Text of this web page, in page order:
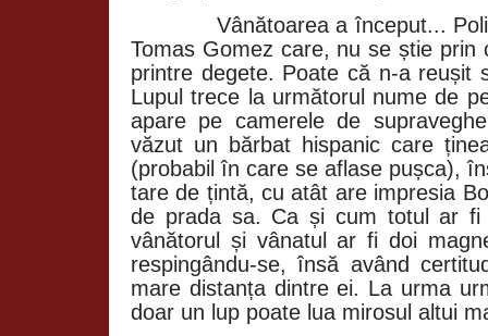
Vânătoarea a început...
Tomas Gomez care, nu se știe prin
printre degete. Poate că n-a reușit
Lupul trece la următorul nume de
apare pe camerele de
văzut un bărbat hispanic care
(probabil în care se aflase pușca),
tare de țintă, cu atât are impresia
de prada sa. Ca și cum totul ar fi
vânătorul și vânatul ar fi doi
respingându-se, însă având
mare distanța dintre ei. La urma
doar un lup poate lua mirosul altui